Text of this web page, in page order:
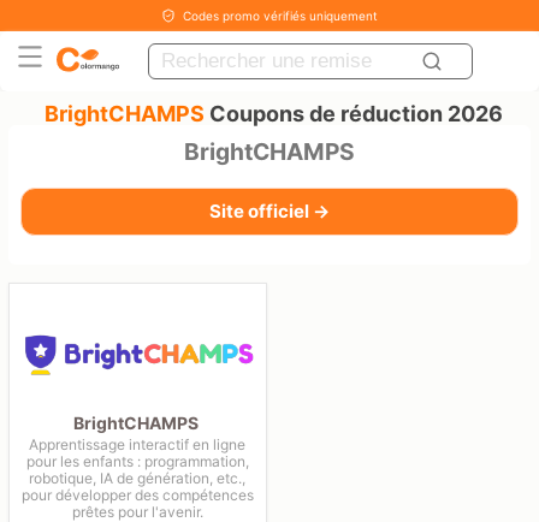
Codes promo vérifiés uniquement
BrightCHAMPS Coupons de réduction 2026
BrightCHAMPS
Site officiel →
BrightCHAMPS
Apprentissage interactif en ligne
pour les enfants : programmation,
robotique, IA de génération, etc.,
pour développer des compétences
prêtes pour l'avenir.